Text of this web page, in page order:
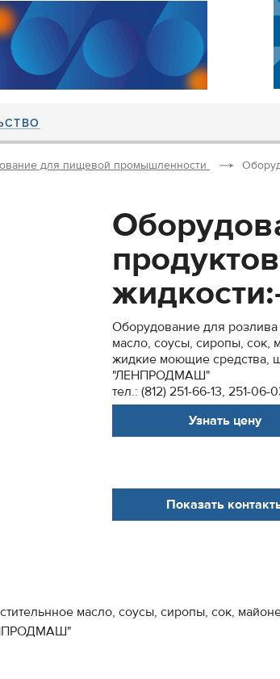
для пищевой промышленности
Оборудование для
масло, соусы, сиропы, сок,
жидкие моющие средства,
"ЛЕНПРОДМАШ"
тел.: (812) 251-66-13, 251-06-
Узнать цену
Показать
масло, соусы, сиропы, сок,